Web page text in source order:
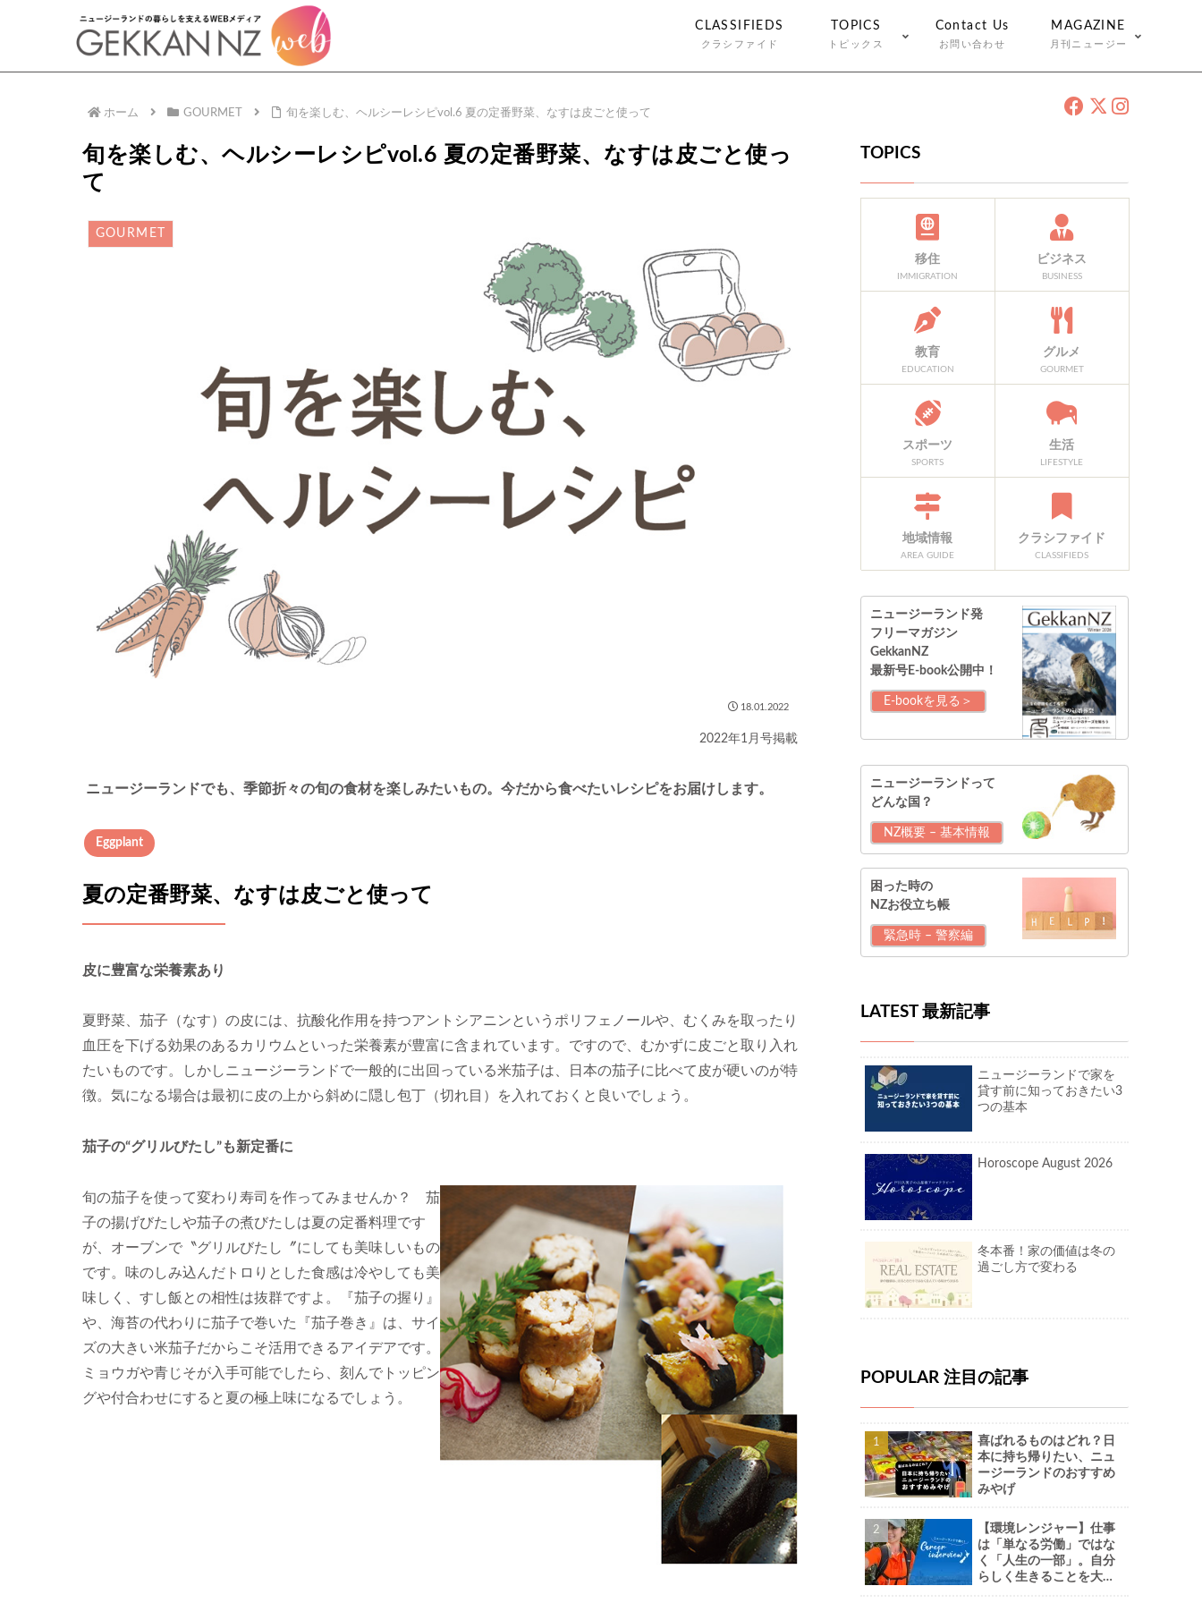
CLASSIFIEDS
クラシファイド
TOPICS
トピックス
Contact Us
お問い合わせ
MAGAZINE
月刊ニュージー
ホーム GOURMET 旬を楽しむ、ヘルシーレシピvol.6 夏の定番野菜、なすは皮ごと使って
旬を楽しむ、ヘルシーレシピvol.6 夏の定番野菜、なすは皮ごと使っ
て
GOURMET
18.01.2022
2022年1月号掲載
ニュージーランドでも、季節折々の旬の食材を楽しみたいもの。今だから食べたいレシピをお届けします。
Eggplant
夏の定番野菜、なすは皮ごと使って
皮に豊富な栄養素あり
夏野菜、茄子（なす）の皮には、抗酸化作用を持つアントシアニンというポリフェノールや、むくみを取ったり
血圧を下げる効果のあるカリウムといった栄養素が豊富に含まれています。ですので、むかずに皮ごと取り入れ
たいものです。しかしニュージーランドで一般的に出回っている米茄子は、日本の茄子に比べて皮が硬いのが特
徴。気になる場合は最初に皮の上から斜めに隠し包丁（切れ目）を入れておくと良いでしょう。
茄子の“グリルびたし”も新定番に
旬の茄子を使って変わり寿司を作ってみませんか？ 茄
子の揚げびたしや茄子の煮びたしは夏の定番料理です
が、オーブンで〝グリルびたし〞にしても美味しいもの
です。味のしみ込んだトロりとした食感は冷やしても美
味しく、すし飯との相性は抜群ですよ。『茄子の握り』
や、海苔の代わりに茄子で巻いた『茄子巻き』は、サイ
ズの大きい米茄子だからこそ活用できるアイデアです。
ミョウガや青じそが入手可能でしたら、刻んでトッピン
グや付合わせにすると夏の極上味になるでしょう。
TOPICS
移住
IMMIGRATION
ビジネス
BUSINESS
教育
EDUCATION
グルメ
GOURMET
スポーツ
SPORTS
生活
LIFESTYLE
地域情報
AREA GUIDE
クラシファイド
CLASSIFIEDS
ニュージーランド発
フリーマガジン
GekkanNZ
最新号E-book公開中！
E-bookを見る＞
ニュージーランドって
どんな国？
NZ概要 – 基本情報
困った時の
NZお役立ち帳
緊急時 – 警察編
LATEST 最新記事
ニュージーランドで家を
貸す前に知っておきたい3
つの基本
Horoscope August 2026
冬本番！家の価値は冬の
過ごし方で変わる
POPULAR 注目の記事
喜ばれるものはどれ？日
本に持ち帰りたい、ニュ
ージーランドのおすすめ
みやげ
【環境レンジャー】仕事
は「単なる労働」ではな
く「人生の一部」。自分
らしく生きることを大切